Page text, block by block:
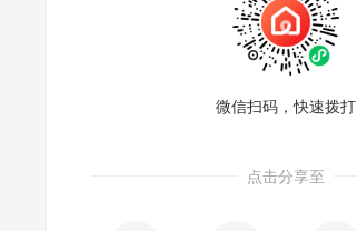
微信扫码，快速拨打
点击分享至